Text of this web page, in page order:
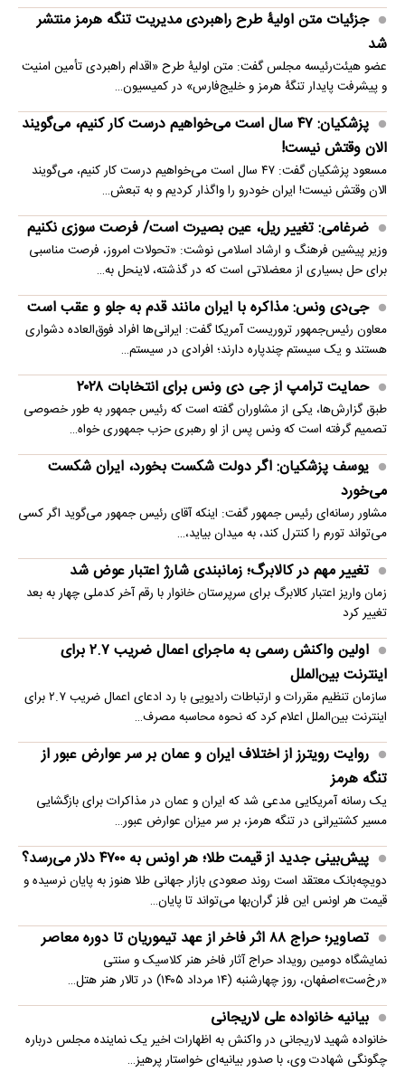
جزئیات متن اولیۀ طرح راهبردی مدیریت تنگه هرمز منتشر
شد
عضو هیئت‌رئیسه مجلس گفت: متن اولیۀ طرح «اقدام راهبردی تأمین امنیت
و پیشرفت پایدار تنگۀ هرمز و خلیج‌فارس» در کمیسیون…
پزشکیان: ۴۷ سال است می‌خواهیم درست کار کنیم، می‌گویند
الان وقتش نیست!
مسعود پزشکیان گفت: ۴۷ سال است می‌خواهیم درست کار کنیم، می‌گویند
الان وقتش نیست! ایران خودرو را واگذار کردیم و به تبعش…
ضرغامی: تغییر ریل، عین بصیرت است/ فرصت سوزی نکنیم
وزیر پیشین فرهنگ و ارشاد اسلامی نوشت: «تحولات امروز، فرصت مناسبی
برای حل بسیاری از معضلاتی‌ است که در گذشته، لاینحل به…
جی‌دی ونس: مذاکره با ایران مانند قدم به جلو و عقب است
معاون رئیس‌جمهور تروریست آمریکا گفت: ایرانی‌ها افراد فوق‌العاده دشواری
هستند و یک سیستم چندپاره دارند؛ افرادی در سیستم…
حمایت ترامپ از جی دی ونس برای انتخابات ۲۰۲۸
طبق گزارش‌ها، یکی از مشاوران گفته است که رئیس جمهور به طور خصوصی
تصمیم گرفته است که ونس پس از او رهبری حزب جمهوری خواه…
یوسف پزشکیان: اگر دولت شکست بخورد، ایران شکست
می‌خورد
مشاور رسانه‌ای رئیس جمهور گفت: اینکه آقای رئیس جمهور می‌گوید اگر کسی
می‌تواند تورم را کنترل کند، به میدان بیاید،…
تغییر مهم در کالابرگ؛ زمانبندی‌ شارژ اعتبار عوض شد
زمان واریز اعتبار کالابرگ برای سرپرستان خانوار با رقم آخر کدملی چهار به بعد
تغییر کرد
اولین واکنش رسمی به ماجرای اعمال ضریب ۲.۷ برای
اینترنت بین‌الملل
سازمان تنظیم مقررات و ارتباطات رادیویی با رد ادعای اعمال ضریب ۲.۷ برای
اینترنت بین‌الملل اعلام کرد که نحوه محاسبه مصرف…
روایت رویترز از اختلاف ایران و عمان بر سر عوارض عبور از
تنگه هرمز
یک رسانه آمریکایی مدعی شد که ایران و عمان در مذاکرات برای بازگشایی
مسیر کشتیرانی در تنگه هرمز، بر سر میزان عوارض عبور…
پیش‌بینی جدید از قیمت طلا؛ هر اونس به ۴۷۰۰ دلار می‌رسد؟
دویچه‌بانک معتقد است روند صعودی بازار جهانی طلا هنوز به پایان نرسیده و
قیمت هر اونس این فلز گران‌بها می‌تواند تا پایان…
تصاویر؛ حراج ۸۸ اثر فاخر از عهد تیموریان تا دوره معاصر
نمایشگاه دومین رویداد حراج آثار فاخر هنر کلاسیک و سنتی
«رخ‌ست»اصفهان، روز چهارشنبه (۱۴ مرداد ۱۴۰۵) در تالار هنر هتل…
بیانیه خانواده علی لاریجانی
خانواده شهید لاریجانی در واکنش به اظهارات اخیر یک نماینده مجلس درباره
چگونگی شهادت وی، با صدور بیانیه‌ای خواستار پرهیز…